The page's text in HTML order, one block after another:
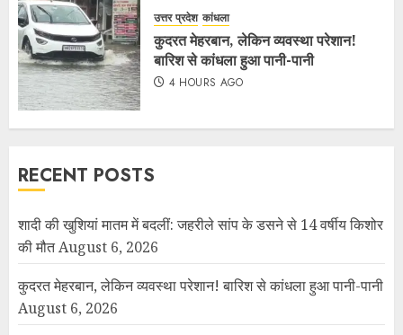
उत्तर प्रदेश कांधला
कुदरत मेहरबान, लेकिन व्यवस्था परेशान!
बारिश से कांधला हुआ पानी-पानी
4 HOURS AGO
RECENT POSTS
शादी की खुशियां मातम में बदलीं: जहरीले सांप के डसने से 14 वर्षीय किशोर
की मौतAugust 6, 2026
कुदरत मेहरबान, लेकिन व्यवस्था परेशान! बारिश से कांधला हुआ पानी-पानी
August 6, 2026